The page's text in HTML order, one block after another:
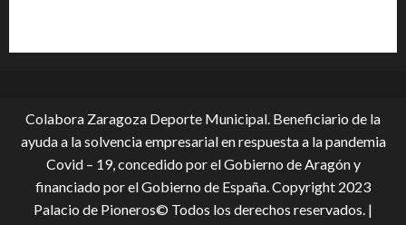
Colabora Zaragoza Deporte Municipal. Beneficiario de la
ayuda a la solvencia empresarial en respuesta a la pandemia
Covid – 19, conce­dido por el Gobierno de Aragón y
financiado por el Gobierno de España. Copyright 2023
Palacio de Pioneros© Todos los derechos reservados. |